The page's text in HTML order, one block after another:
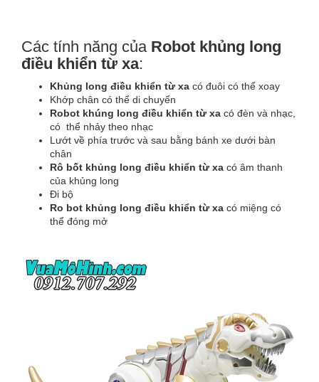
Các tính năng của Robot khủng long
điều khiển từ xa:
Khủng long điều khiển từ xa có đuôi có thể xoay
Khớp chân có thể di chuyển
Robot khúng long điều khiển từ xa có đèn và nhạc,
có thể nhảy theo nhạc
Lướt về phía trước và sau bằng bánh xe dưới bàn
chân
Rô bốt khủng long điều khiển từ xa có âm thanh
của khủng long
Đi bộ
Ro bot khủng long điều khiển từ xa có miệng có
thể đóng mở